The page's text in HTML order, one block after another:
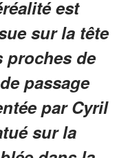
est
sur la tête
proches de
passage
par Cyril
sur la